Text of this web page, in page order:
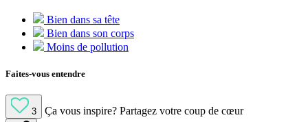
Bien dans sa tête
Bien dans son corps
Moins de pollution
Faites-vous entendre
3 Ça vous inspire? Partagez votre coup de cœur